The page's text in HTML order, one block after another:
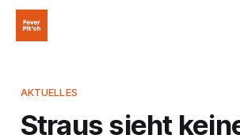
AKTUELLES
Straus sieht